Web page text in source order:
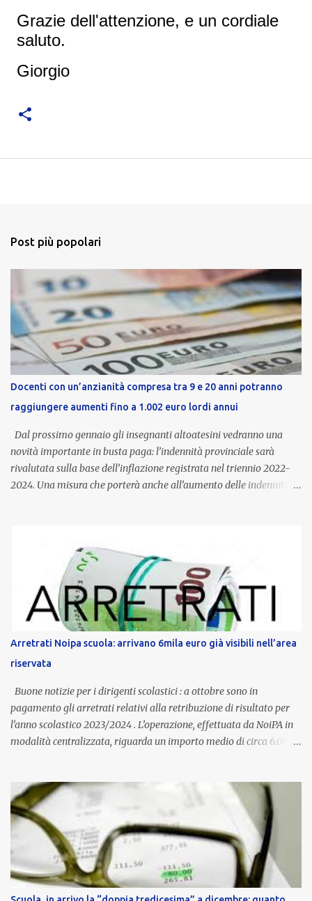
Grazie dell'attenzione, e un cordiale
saluto.
Giorgio
Post più popolari
Docenti con un’anzianità compresa tra 9 e 20 anni potranno
raggiungere aumenti fino a 1.002 euro lordi annui
Dal prossimo gennaio gli insegnanti altoatesini vedranno una
novità importante in busta paga: l’indennità provinciale sarà
rivalutata sulla base dell’inflazione registrata nel triennio 2022-
2024. Una misura che porterà anche all’aumento delle indennità di
dedicato alle donne vittime di violenza di genere, in linea con la
normativa nazionale e con l’obiettivo di offrire maggiore tutela e
supporto in situazioni delicate. L’indennità provinciale per i docenti
è un unicum in Italia: si tratta di una misura esclusiva della
Provincia autonoma di Bolzano, che integra in maniera stabile lo
stipendio nazionale grazie alle prerogative garantite
dall’autonomia locale. Non è un bonus temporaneo né un
compenso accessorio, ma una voce strutturale di retribuzione,
aggiornata periodicamente in base al cost...
Arretrati Noipa scuola: arrivano 6mila euro già visibili nell’area
riservata
Buone notizie per i dirigenti scolastici : a ottobre sono in
pagamento gli arretrati relativi alla retribuzione di risultato per
l’anno scolastico 2023/2024 . L’operazione, effettuata da NoiPA in
modalità centralizzata, riguarda un importo medio di circa 6.000
ordinaria di ottobre . Cos’è la retribuzione di risultato La
retribuzione di risultato rappresenta la parte variabile dello
stipendio dei dirigenti scolastici. Viene corrisposta per valorizzare
la qualità dell’attività svolta, la gestione delle risorse e il
raggiungimento degli obiettivi fissati dal Ministero dell’Istruzione
e del Merito (MIM) . Per l’anno scolastico 2023/2024, il MIM ha
completato la procedura di valutazione e trasmesso i dati a NoiPA,